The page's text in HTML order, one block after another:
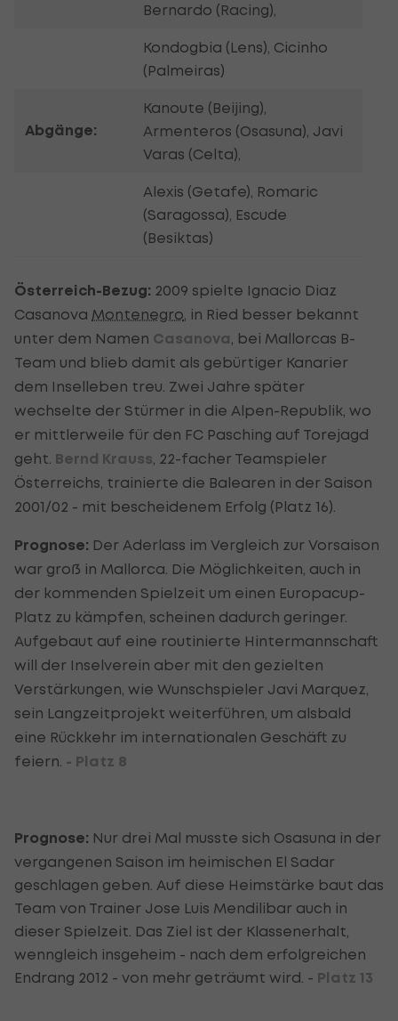
Bernardo (Racing),
Kondogbia (Lens), Cicinho
(Palmeiras)
Abgänge:
Kanoute (Beijing),
Armenteros (Osasuna), Javi
Varas (Celta),
Alexis (Getafe), Romaric
(Saragossa), Escude
(Besiktas)
Österreich-Bezug: 2009 spielte Ignacio Diaz
Casanova Montenegro , in Ried besser bekannt
unter dem Namen Casanova , bei Mallorcas B-
Team und blieb damit als gebürtiger Kanarier
dem Inselleben treu. Zwei Jahre später
wechselte der Stürmer in die Alpen-Republik, wo
er mittlerweile für den FC Pasching auf Torejagd
geht. Bernd Krauss , 22-facher Teamspieler
Österreichs, trainierte die Balearen in der Saison
2001/02 - mit bescheidenem Erfolg (Platz 16).
Prognose: Der Aderlass im Vergleich zur Vorsaison
war groß in Mallorca. Die Möglichkeiten, auch in
der kommenden Spielzeit um einen Europacup-
Platz zu kämpfen, scheinen dadurch geringer.
Aufgebaut auf eine routinierte Hintermannschaft
will der Inselverein aber mit den gezielten
Verstärkungen, wie Wunschspieler Javi Marquez,
sein Langzeitprojekt weiterführen, um alsbald
eine Rückkehr im internationalen Geschäft zu
feiern. - Platz 8
Prognose: Nur drei Mal musste sich Osasuna in der
vergangenen Saison im heimischen El Sadar
geschlagen geben. Auf diese Heimstärke baut das
Team von Trainer Jose Luis Mendilibar auch in
dieser Spielzeit. Das Ziel ist der Klassenerhalt,
wenngleich insgeheim - nach dem erfolgreichen
Endrang 2012 - von mehr geträumt wird. - Platz 13